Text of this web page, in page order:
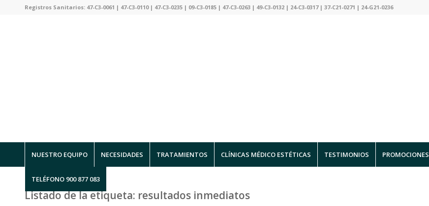
Registros Sanitarios: 47-C3-0061 | 47-C3-0110 | 47-C3-0235 | 09-C3-0185 | 47-C3-0263 | 49-C3-0132 | 24-C3-0317 | 37-C21-0271 | 24-G21-0236
NUESTRO EQUIPO NECESIDADES TRATAMIENTOS CLÍNICAS MÉDICO ESTÉTICAS TESTIMONIOS PROMOCIONES
TELÉFONO 900 877 083
Listado de la etiqueta: resultados inmediatos